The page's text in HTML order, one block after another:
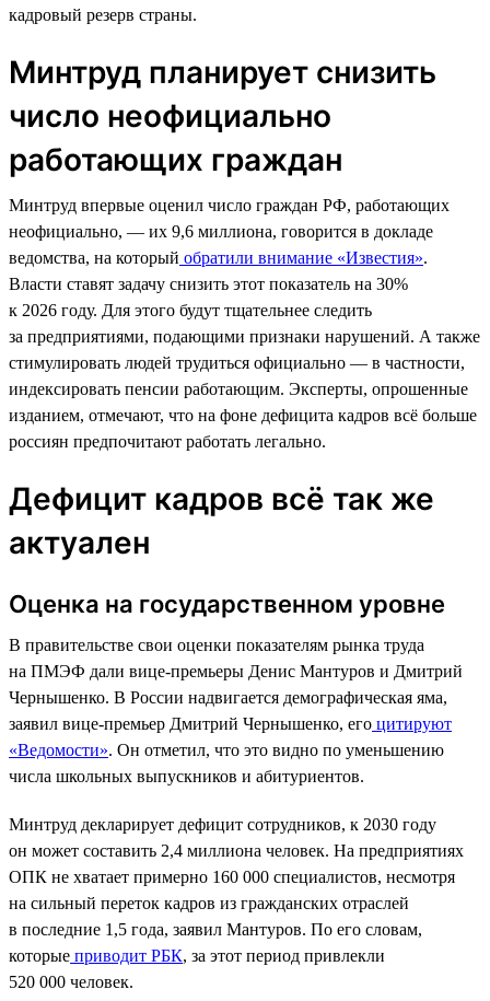
кадровый резерв страны.
Минтруд планирует снизить
число неофициально
работающих граждан
Минтруд впервые оценил число граждан РФ, работающих
неофициально, — их 9,6 миллиона, говорится в докладе
ведомства, на который обратили внимание «Известия».
Власти ставят задачу снизить этот показатель на 30%
к 2026 году. Для этого будут тщательнее следить
за предприятиями, подающими признаки нарушений. А также
стимулировать людей трудиться официально — в частности,
индексировать пенсии работающим. Эксперты, опрошенные
изданием, отмечают, что на фоне дефицита кадров всё больше
россиян предпочитают работать легально.
Дефицит кадров всё так же
актуален
Оценка на государственном уровне
В правительстве свои оценки показателям рынка труда
на ПМЭФ дали вице-премьеры Денис Мантуров и Дмитрий
Чернышенко. В России надвигается демографическая яма,
заявил вице-премьер Дмитрий Чернышенко, его цитируют
«Ведомости». Он отметил, что это видно по уменьшению
числа школьных выпускников и абитуриентов.
Минтруд декларирует дефицит сотрудников, к 2030 году
он может составить 2,4 миллиона человек. На предприятиях
ОПК не хватает примерно 160 000 специалистов, несмотря
на сильный переток кадров из гражданских отраслей
в последние 1,5 года, заявил Мантуров. По его словам,
которые приводит РБК, за этот период привлекли
520 000 человек.